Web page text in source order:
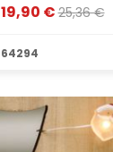
19,90 €25,36 €
64294